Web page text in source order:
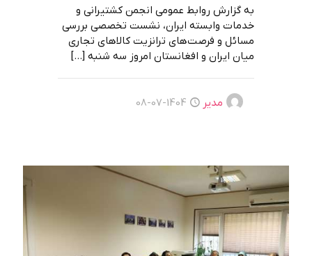
به گزارش روابط عمومی انجمن کشتیرانی و
خدمات وابسته ایران، نشست تخصصی بررسی
مسائل و فرصت‌های ترانزیت کالاهای تجاری
میان ایران و افغانستان امروز سه شنبه […]
مدیر 1404-07-08